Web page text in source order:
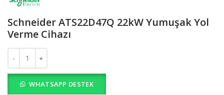
Schneider ATS22D47Q 22kW Yumuşak Yol
Verme Cihazı
Schneider ATS22D47Q 22kW Yumuşak Yol Verme Cihazı adet
WHATSAPP DESTEK